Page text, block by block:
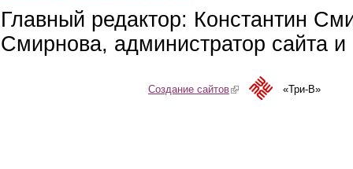
Главный редактор: Константин
Смирнова, администратор сайта
Создание сайтов(link is external)«Три-В»